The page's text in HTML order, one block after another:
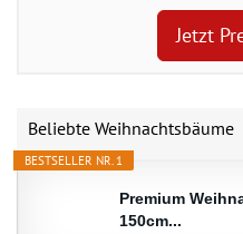
Jetzt
Beliebte Weihnachtsbäume
BESTSELLER NR. 1
Premium
150cm...